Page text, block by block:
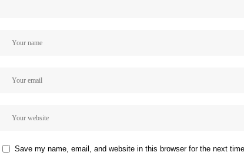
Save my name, email, and website in this browser for the next